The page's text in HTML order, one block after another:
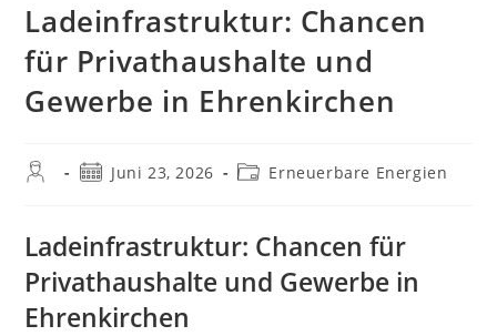
Ladeinfrastruktur: Chancen
für Privathaushalte und
Gewerbe in Ehrenkirchen
Beitrags-BeitragJuni 23, 2026
Beitrags-
Erneuerbare Energien
Ladeinfrastruktur: Chancen für
Privathaushalte und Gewerbe in
Ehrenkirchen